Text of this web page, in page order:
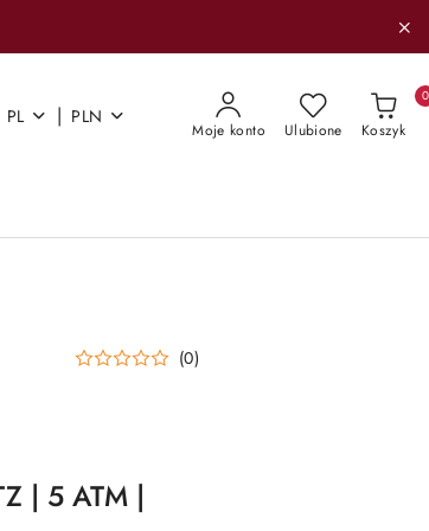
PL | PLN
Moje konto Ulubione Koszyk
0
(0)
| 5 ATM |